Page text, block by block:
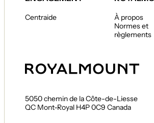
Centraide
À propos
Normes et
règlements
5050 chemin de la Côte-de-Liesse
QC Mont-Royal H4P 0C9 Canada